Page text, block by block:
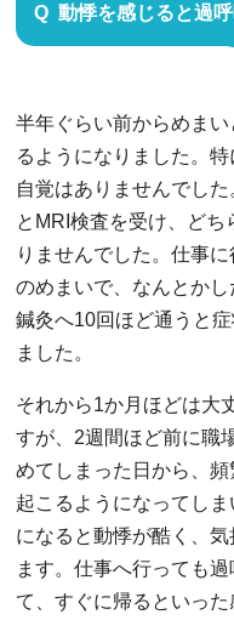
動悸を感じると過
半年ぐらい前からめまい
るようになりました。
自覚はありませんでし
とMRI検査を受け、どち
りませんでした。仕事
のめまいで、なんとかし
鍼灸へ10回ほど通うと
ました。
それから1か月ほどは大
すが、2週間ほど前に職
めてしまった日から、
起こるようになってし
になると動悸が酷く、気
ます。仕事へ行っても過
て、すぐに帰るといっ